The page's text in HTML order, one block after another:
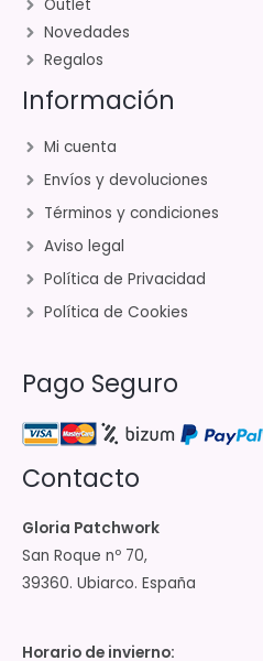
Outlet
Novedades
Regalos
Información
Mi cuenta
Envíos y devoluciones
Términos y condiciones
Aviso legal
Política de Privacidad
Política de Cookies
Pago Seguro
Contacto
Gloria Patchwork
San Roque nº 70,
39360. Ubiarco. España
Horario de invierno: